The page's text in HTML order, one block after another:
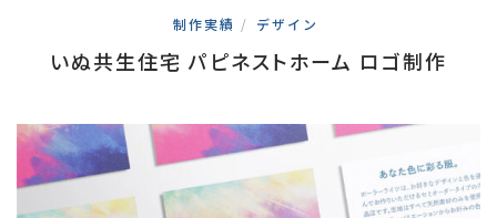
制作実績 / デザイン
いぬ共生住宅 パピネストホーム ロゴ制作